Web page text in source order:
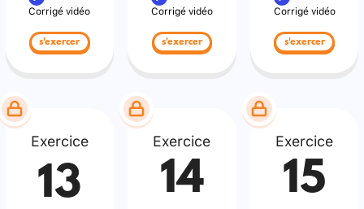
Corrigé vidéo
s'exercer
Corrigé vidéo
s'exercer
Corrigé vidéo
s'exercer
Exercice
13
Exercice
14
Exercice
15